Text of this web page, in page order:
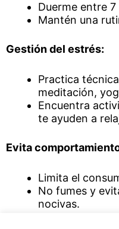
Duerme entre
Mantén una
Gestión del estrés:
Practica
meditación,
Encuentra
te ayuden a
Evita
Limita el
No fumes y
nocivas.